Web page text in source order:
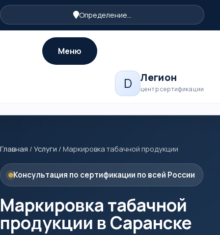
Определение...
D Легион
центр сертификации
Меню
Главная / Услуги / Маркировка табачной продукции
Консультация по сертификации по всей России
Маркировка табачной
продукции в Саранске